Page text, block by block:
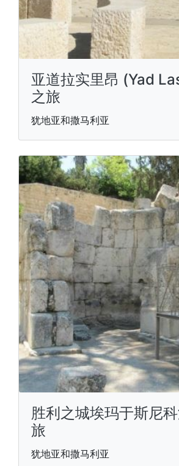
亚道拉实里昂 (Yad
之旅
犹地亚和撒马利亚
胜利之城埃玛于斯尼
旅
犹地亚和撒马利亚